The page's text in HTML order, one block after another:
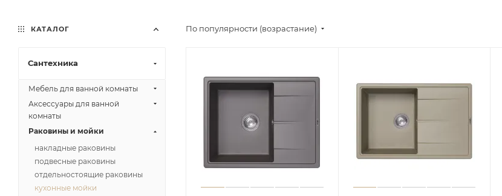
По популярности (возрастание)
КАТАЛОГ
Сантехника
Мебель для ванной комнаты
Аксессуары для ванной
комнаты
Раковины и мойки
накладные раковины
подвесные раковины
отдельностоящие раковины
кухонные мойки